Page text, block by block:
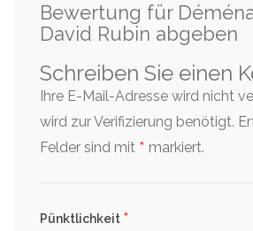
Bewertung für
David Rubin abgeben
Schreiben Sie einen
Ihre E-Mail-Adresse wird nicht
wird zur Verifizierung benötigt.
Felder sind mit * markiert.
Pünktlichkeit *